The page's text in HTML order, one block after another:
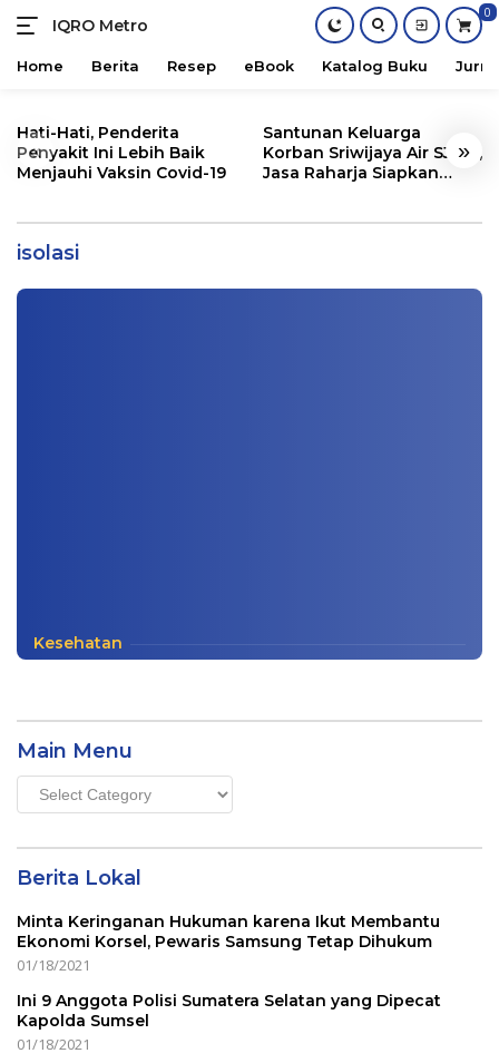
content
IQRO Metro
Lets
Bright
0
Home Berita Resep eBook Katalog Buku
« »
Hati-Hati, Penderita
Penyakit Ini Lebih Baik
Menjauhi Vaksin Covid-19
Santunan Keluarga
Korban Sriwijaya Air SJ182,
Jasa Raharja Siapkan
isolasi
Filipina Tutup Perbatasan
Info Metro
Kesehatan
Main Menu
Main
Menu
Berita Lokal
Minta Keringanan Hukuman karena Ikut Membantu
Ekonomi Korsel, Pewaris Samsung Tetap Dihukum
01/18/2021
Ini 9 Anggota Polisi Sumatera Selatan yang Dipecat
Kapolda Sumsel
01/18/2021